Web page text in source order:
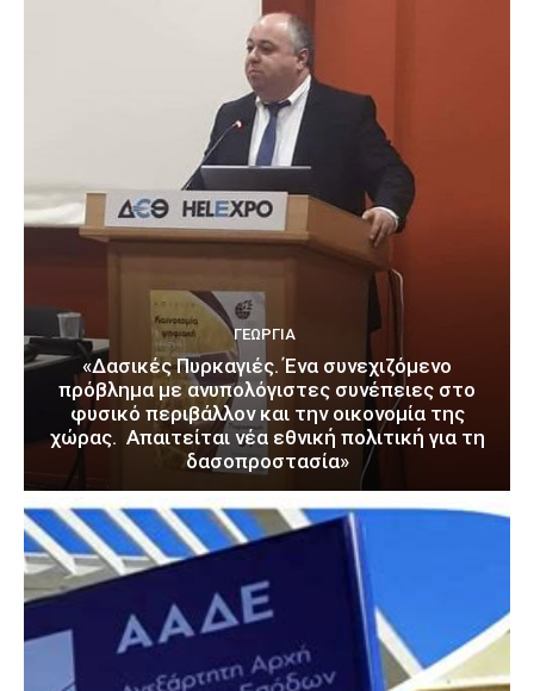
ΓΕΩΡΓΊΑ
«Δασικές Πυρκαγιές. Ένα συνεχιζόμενο
πρόβλημα με ανυπολόγιστες συνέπειες στο
φυσικό περιβάλλον και την οικονομία της
χώρας. Απαιτείται νέα εθνική πολιτική για τη
δασοπροστασία»